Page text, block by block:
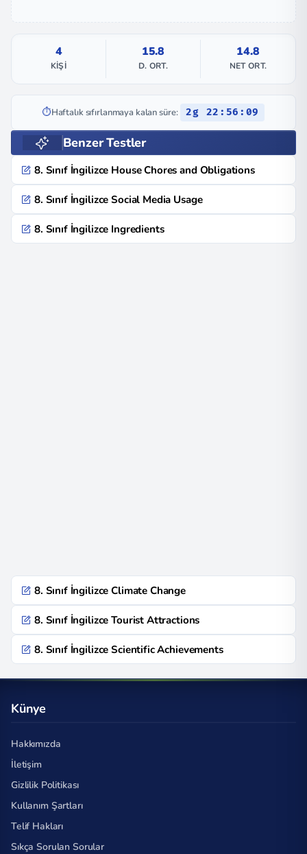
4
KIŞI
15.8
D. ORT.
14.8
NET ORT.
⏱️Haftalık sıfırlanmaya kalan süre: 2g 22:56:08
Benzer Testler
8. Sınıf İngilizce House Chores and Obligations
8. Sınıf İngilizce Social Media Usage
8. Sınıf İngilizce Ingredients
8. Sınıf İngilizce Climate Change
8. Sınıf İngilizce Tourist Attractions
8. Sınıf İngilizce Scientific Achievements
Künye
Hakkımızda
İletişim
Gizlilik Politikası
Kullanım Şartları
Telif Hakları
Sıkça Sorulan Sorular